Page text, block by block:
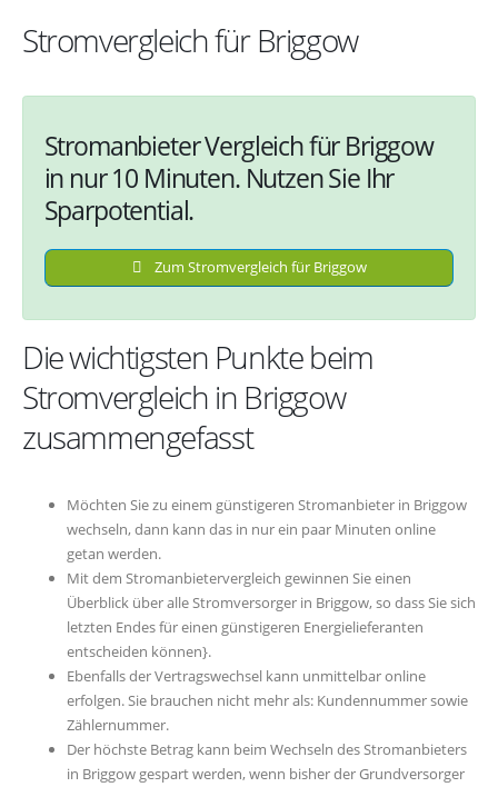
Stromvergleich für Briggow
Stromanbieter Vergleich für Briggow
in nur 10 Minuten. Nutzen Sie Ihr
Sparpotential.
Zum Stromvergleich für Briggow
Die wichtigsten Punkte beim
Stromvergleich in Briggow
zusammengefasst
Möchten Sie zu einem günstigeren Stromanbieter in Briggow
wechseln, dann kann das in nur ein paar Minuten online
getan werden.
Mit dem Stromanbietervergleich gewinnen Sie einen
Überblick über alle Stromversorger in Briggow, so dass Sie sich
letzten Endes für einen günstigeren Energielieferanten
entscheiden können}.
Ebenfalls der Vertragswechsel kann unmittelbar online
erfolgen. Sie brauchen nicht mehr als: Kundennummer sowie
Zählernummer.
Der höchste Betrag kann beim Wechseln des Stromanbieters
in Briggow gespart werden, wenn bisher der Grundversorger